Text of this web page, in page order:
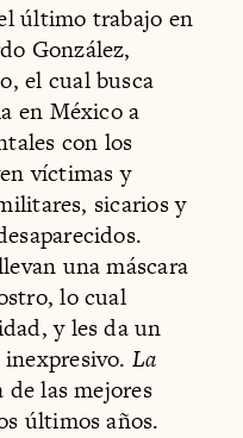
último trabajo en
González,
el cual busca
en México a
con los
víctimas y
sicarios y
una máscara
lo cual
y les da un
La
de las mejores
últimos años.